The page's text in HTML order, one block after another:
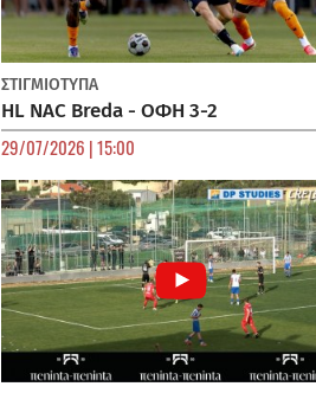
ΣΤΙΓΜΙΟΤΥΠΑ
HL NAC Breda - ΟΦΗ 3-2
29/07/2026 | 15:00